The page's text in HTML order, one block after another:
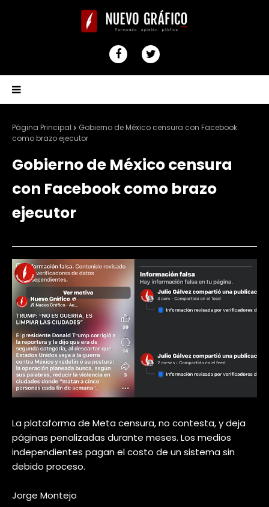
Página Principal
Gobierno de México censura con Facebook
como brazo ejecutor
Gobierno de México censura
con Facebook como brazo
ejecutor
La plataforma de Meta censura, no contesta, y deja
páginas penalizadas durante meses. Los medios
independientes pagan el costo de un sistema sin
debido proceso.
Jorge Montejo